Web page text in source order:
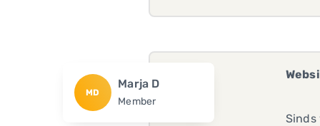
MD
Marja D
Member
Sinds